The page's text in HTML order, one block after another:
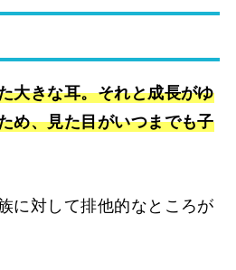
大きな耳。それと成長がゆ
め、見た目がいつまでも子
に対して排他的なところが